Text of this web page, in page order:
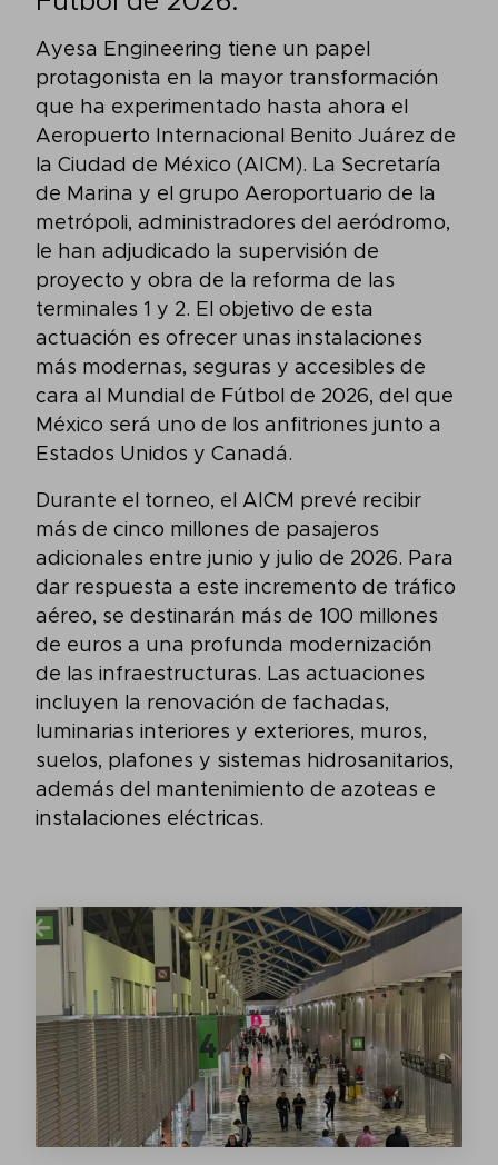
Ayesa Engineering tiene un papel
protagonista en la mayor transformación
que ha experimentado hasta ahora el
Aeropuerto Internacional Benito Juárez de
la Ciudad de México (AICM). La Secretaría
de Marina y el grupo Aeroportuario de la
metrópoli, administradores del aeródromo,
le han adjudicado la supervisión de
proyecto y obra de la reforma de las
terminales 1 y 2. El objetivo de esta
actuación es ofrecer unas instalaciones
más modernas, seguras y accesibles de
cara al Mundial de Fútbol de 2026, del que
México será uno de los anfitriones junto a
Estados Unidos y Canadá.
Durante el torneo, el AICM prevé recibir
más de cinco millones de pasajeros
adicionales entre junio y julio de 2026. Para
dar respuesta a este incremento de tráfico
aéreo, se destinarán más de 100 millones
de euros a una profunda modernización
de las infraestructuras. Las actuaciones
incluyen la renovación de fachadas,
luminarias interiores y exteriores, muros,
suelos, plafones y sistemas hidrosanitarios,
además del mantenimiento de azoteas e
instalaciones eléctricas.